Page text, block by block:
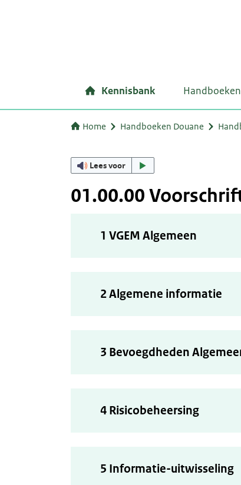
Kennisbank Handboeken
Home Handboeken Douane
Lees voor
01.00.00
1 VGEM Algemeen
2 Algemene informatie
3 Bevoegdheden
4 Risicobeheersing
5 Informatie-uitwisseling